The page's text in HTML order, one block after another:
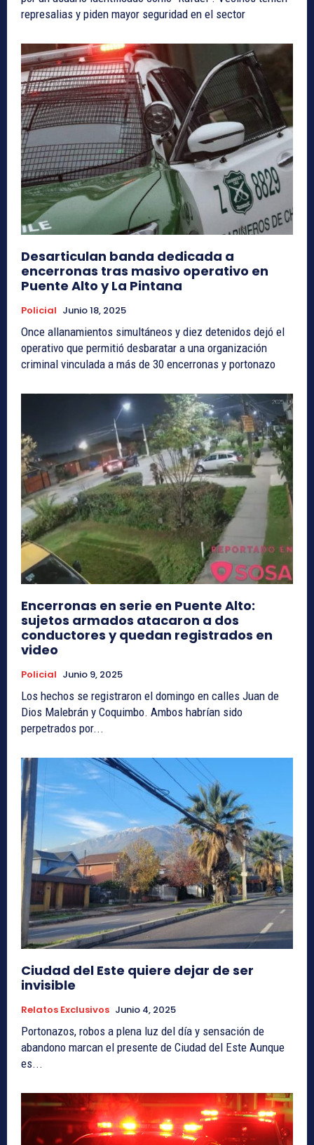
represalias y piden mayor seguridad en el sector
Desarticulan banda dedicada a
encerronas tras masivo operativo en
Puente Alto y La Pintana
Policial Junio 18, 2025
Once allanamientos simultáneos y diez detenidos dejó el
operativo que permitió desbaratar a una organización
criminal vinculada a más de 30 encerronas y portonazo
Encerronas en serie en Puente Alto:
sujetos armados atacaron a dos
conductores y quedan registrados en
video
Policial Junio 9, 2025
Los hechos se registraron el domingo en calles Juan de
Dios Malebrán y Coquimbo. Ambos habrían sido
perpetrados por...
Ciudad del Este quiere dejar de ser
invisible
Relatos Exclusivos Junio 4, 2025
Portonazos, robos a plena luz del día y sensación de
abandono marcan el presente de Ciudad del Este Aunque
es...